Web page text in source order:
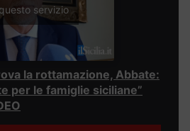
servizio
la rottamazione, Abbate:
per le famiglie siciliane”